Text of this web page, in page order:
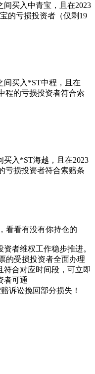
间买入中青宝，且在2023
的亏损投资者（仅剩19
间买入*ST中程，且在
程的亏损投资者符合索
买入*ST海越，且在2023
亏损投资者符合索赔条
看看有没有你持仓的
者维权工作稳步推进。
的受损投资者全面办理
符合对应时间段，可立即
者可通
诉讼挽回部分损失！